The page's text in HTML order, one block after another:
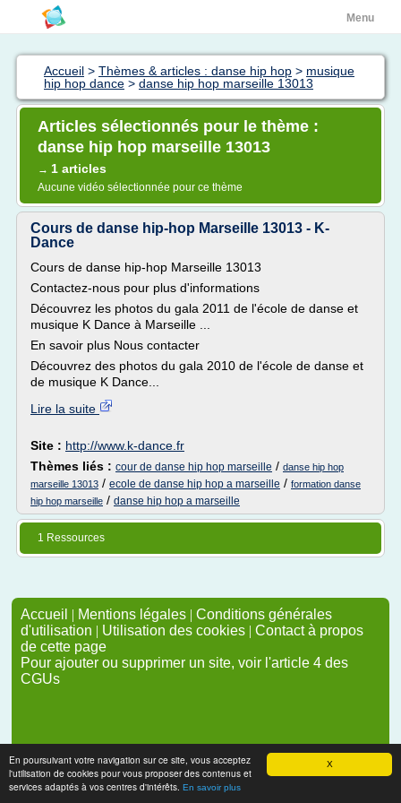
X
En poursuivant votre navigation sur ce site, vous acceptez
l'utilisation de cookies pour vous proposer des contenus et
services adaptés à vos centres d'intérêts. En savoir plus
Menu
Accueil > Thèmes & articles : danse hip hop > musique
hip hop dance > danse hip hop marseille 13013
Articles sélectionnés pour le thème :
danse hip hop marseille 13013
→ 1 articles
Aucune vidéo sélectionnée pour ce thème
Cours de danse hip-hop Marseille 13013 - K-
Dance
Cours de danse hip-hop Marseille 13013
Contactez-nous pour plus d'informations
Découvrez les photos du gala 2011 de l'école de danse et
musique K Dance à Marseille ...
En savoir plus Nous contacter
Découvrez des photos du gala 2010 de l'école de danse et
de musique K Dance...
Lire la suite
Site : http://www.k-dance.fr
Thèmes liés : cour de danse hip hop marseille / danse hip hop
marseille 13013 / ecole de danse hip hop a marseille / formation danse
hip hop marseille / danse hip hop a marseille
1 Ressources
Accueil | Mentions légales | Conditions générales
d'utilisation | Utilisation des cookies | Contact à propos
de cette page
Pour ajouter ou supprimer un site, voir l'article 4 des
CGUs